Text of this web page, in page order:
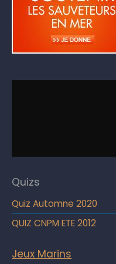
Quizs
Quiz Automne 2020
QUIZ CNPM ETE 2012
Jeux Marins